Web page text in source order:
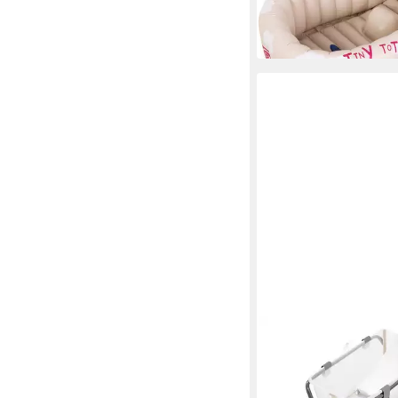
in 2-3 Werktagen bei dir
Babybadewanne Flexi
und Newborn Support
119,00 € 142,00 €